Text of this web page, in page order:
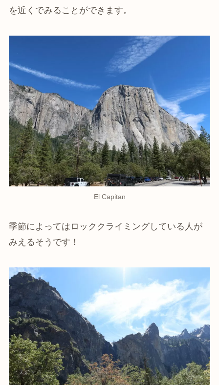
を近くでみることができます。
El Capitan
季節によってはロッククライミングしている人が
みえるそうです！